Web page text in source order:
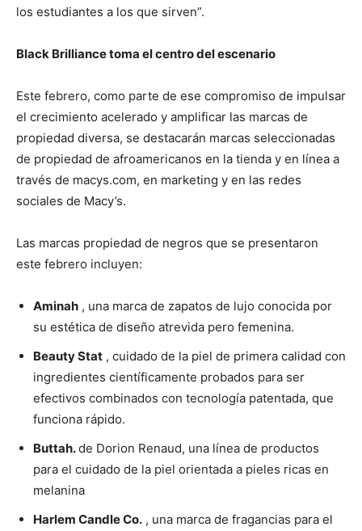
los estudiantes a los que sirven”.
Black Brilliance toma el centro del escenario
Este febrero, como parte de ese compromiso de impulsar
el crecimiento acelerado y amplificar las marcas de
propiedad diversa, se destacarán marcas seleccionadas
de propiedad de afroamericanos en la tienda y en línea a
través de macys.com, en marketing y en las redes
sociales de Macy’s.
Las marcas propiedad de negros que se presentaron
este febrero incluyen:
Aminah , una marca de zapatos de lujo conocida por
su estética de diseño atrevida pero femenina.
Beauty Stat , cuidado de la piel de primera calidad con
ingredientes científicamente probados para ser
efectivos combinados con tecnología patentada, que
funciona rápido.
Buttah.de Dorion Renaud, una línea de productos
para el cuidado de la piel orientada a pieles ricas en
melanina
Harlem Candle Co. , una marca de fragancias para el